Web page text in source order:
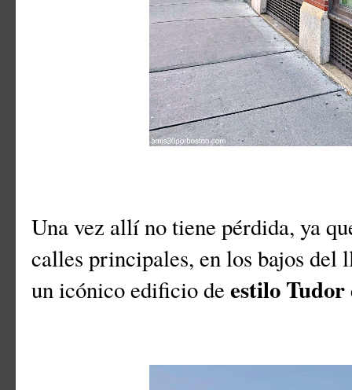
Una vez allí no tiene pérdida, ya
calles principales, en los bajos
un icónico edificio de estilo Tudor